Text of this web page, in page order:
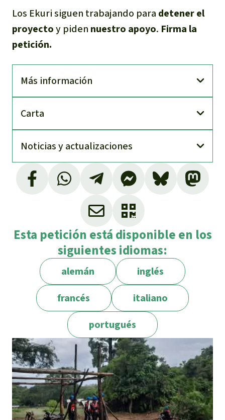
Los Ekuri siguen trabajando para detener el
proyectoy piden nuestro apoyo. Firma la
petición.
Más información
Carta
Noti­cias y actuali­zaciones
Esta petición está disponible en los
siguientes idiomas:
alemán
inglés
francés
italiano
portugués